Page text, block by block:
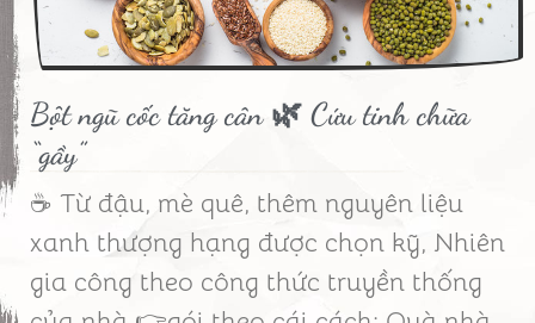
Bột ngũ cốc tăng cân 🌿 Cứu tinh chữa
“gầy”
☕ Từ đậu, mè quê, thêm nguyên liệu
xanh thượng hạng được chọn kỹ, Nhiên
gia công theo công thức truyền thống